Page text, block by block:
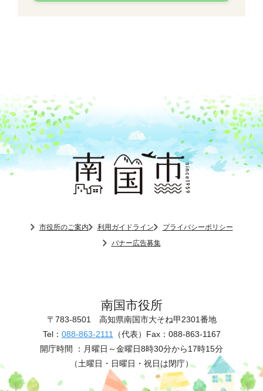
市役所のご案内 利用ガイドライン
プライバシーポリシー
バナー広告募集
南国市役所
〒783-8501 高知県南国市大そね甲2301番地
Tel： 088-863-2111 （代表） Fax：088-863-1167
開庁時間 ： 月曜日～金曜日8時30分から17時15分
（土曜日・日曜日・祝日は閉庁）